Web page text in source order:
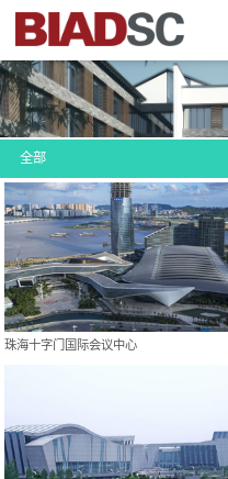
全部
珠海十字门国际会议中心